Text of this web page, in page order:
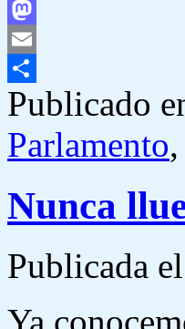
Facebook
Mastodon
Email
Compartir
Publicado
Parlamento,
Nunca
Publicada el